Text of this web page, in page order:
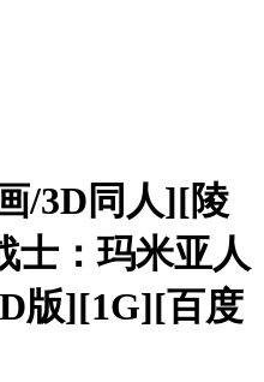
/3D同人][陵
士：玛米亚人
版][1G][百度